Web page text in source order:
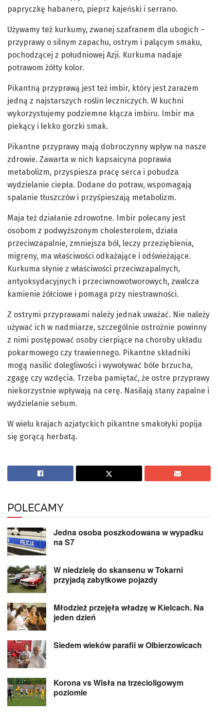
papryczkę habanero, pieprz kajeński i serrano.
Używamy też kurkumy, zwanej szafranem dla ubogich –
przyprawy o silnym zapachu, ostrym i palącym smaku,
pochodzącej z południowej Azji. Kurkuma nadaje
potrawom żółty kolor.
Pikantną przyprawą jest też imbir, który jest zarazem
jedną z najstarszych roślin leczniczych. W kuchni
wykorzystujemy podziemne kłącza imbiru. Imbir ma
piekący i lekko gorzki smak.
Pikantne przyprawy mają dobroczynny wpływ na nasze
zdrowie. Zawarta w nich kapsaicyna poprawia
metabolizm, przyspiesza pracę serca i pobudza
wydzielanie ciepła. Dodane do potraw, wspomagają
spalanie tłuszczów i przyśpieszają metabolizm.
Maja też działanie zdrowotne. Imbir polecany jest
osobom z podwyższonym cholesterolem, działa
przeciwzapalnie, zmniejsza ból, leczy przeziębienia,
migreny, ma właściwości odkażające i odświeżające.
Kurkuma słynie z właściwości przeciwzapalnych,
antyoksydacyjnych i przeciwnowotworowych, zwalcza
kamienie żółciowe i pomaga przy niestrawności.
Z ostrymi przyprawami należy jednak uważać. Nie należy
używać ich w nadmiarze, szczególnie ostrożnie powinny
z nimi postępować osoby cierpiące na choroby układu
pokarmowego czy trawiennego. Pikantne składniki
mogą nasilić dolegliwości i wywoływać bóle brzucha,
zgagę czy wzdęcia. Trzeba pamiętać, że ostre przyprawy
niekorzystnie wpływają na cerę. Nasilają stany zapalne i
wydzielanie sebum.
W wielu krajach azjatyckich pikantne smakołyki popija
się gorącą herbatą.
POLECAMY
Jedna osoba poszkodowana w wypadku
na S7
W niedzielę do skansenu w Tokarni
przyjadą zabytkowe pojazdy
Młodzież przejęła władzę w Kielcach. Na
jeden dzień
Siedem wieków parafii w Olbierzowicach
Korona vs Wisła na trzecioligowym
poziomie